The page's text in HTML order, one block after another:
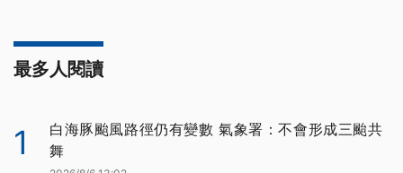
最多人閱讀
1
白海豚颱風路徑仍有變數 氣象署：不會形成三颱共
舞